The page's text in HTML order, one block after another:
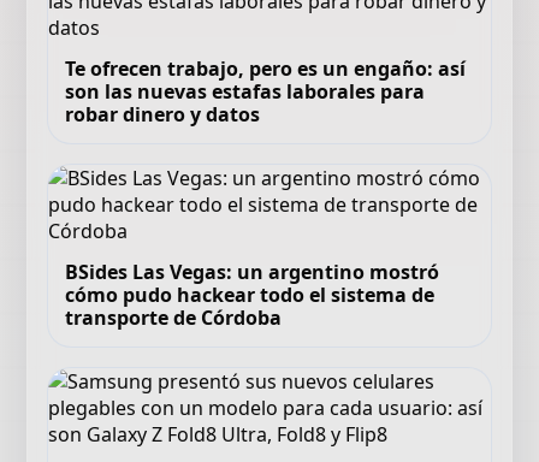
Te ofrecen trabajo, pero es un engaño: así
son las nuevas estafas laborales para
robar dinero y datos
BSides Las Vegas: un argentino mostró
cómo pudo hackear todo el sistema de
transporte de Córdoba